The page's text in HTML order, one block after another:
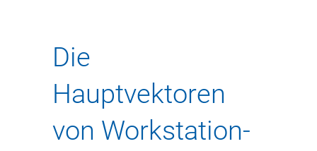
Die
Hauptvektoren
von Workstation-